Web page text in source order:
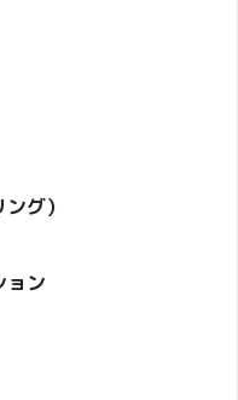
グ）
ョン